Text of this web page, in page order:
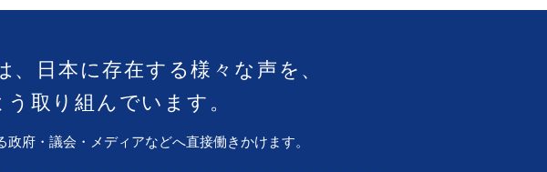
日本に存在する様々な声を、
取り組んでいます。
府・議会・メディアなどへ直接働きかけます。